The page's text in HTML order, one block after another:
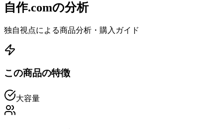
自作.comの分析
独自視点による商品分析・購入ガイド
この商品の特徴
大容量